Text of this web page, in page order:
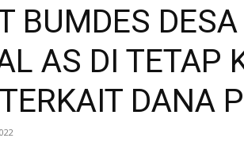
BUMDES
AS DI TETAP
DANA